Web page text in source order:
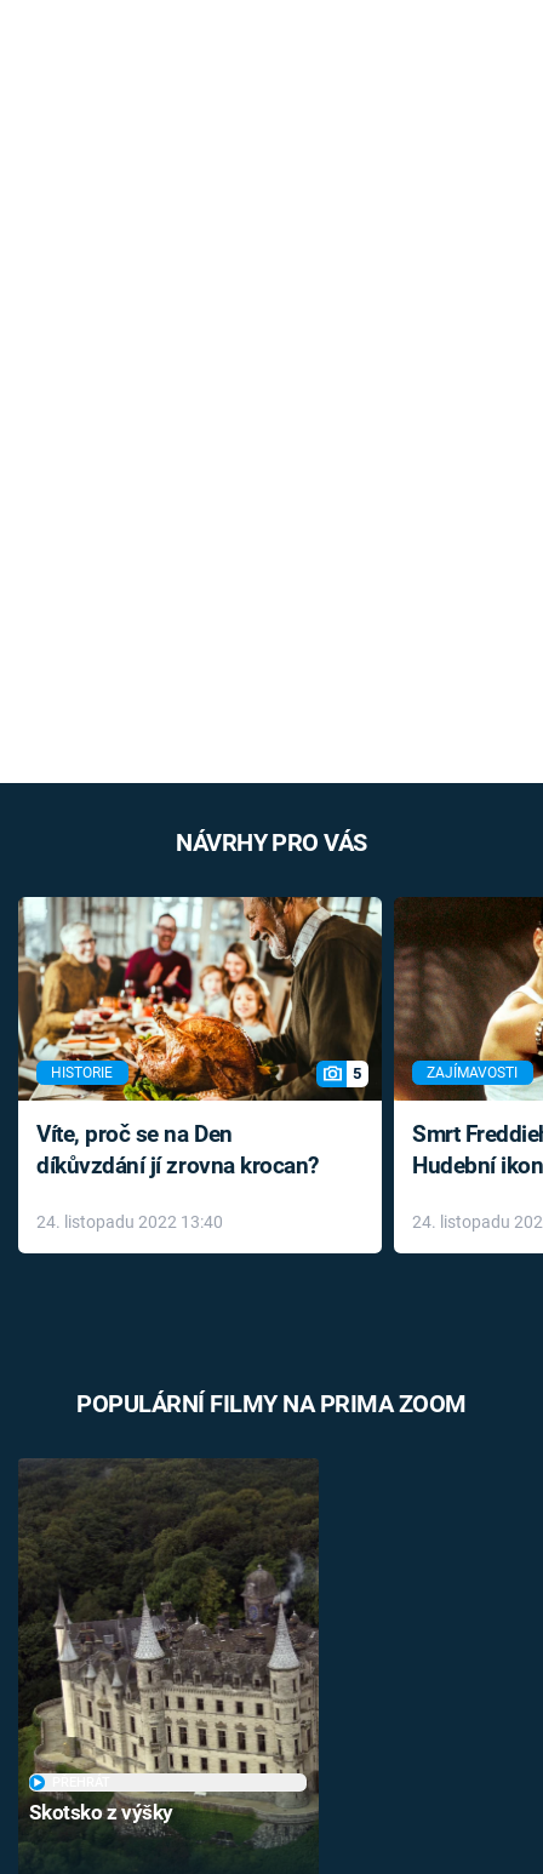
NÁVRHY PRO VÁS
HISTORIE 5
Víte, proč se na Den
díkůvzdání jí zrovna krocan?
24. listopadu 2022 13:40
ZAJÍMAVOSTI
Smrt
Hudební
léky
24. listopadu
POPULÁRNÍ FILMY NA PRIMA ZOOM
Skotsko z výšky